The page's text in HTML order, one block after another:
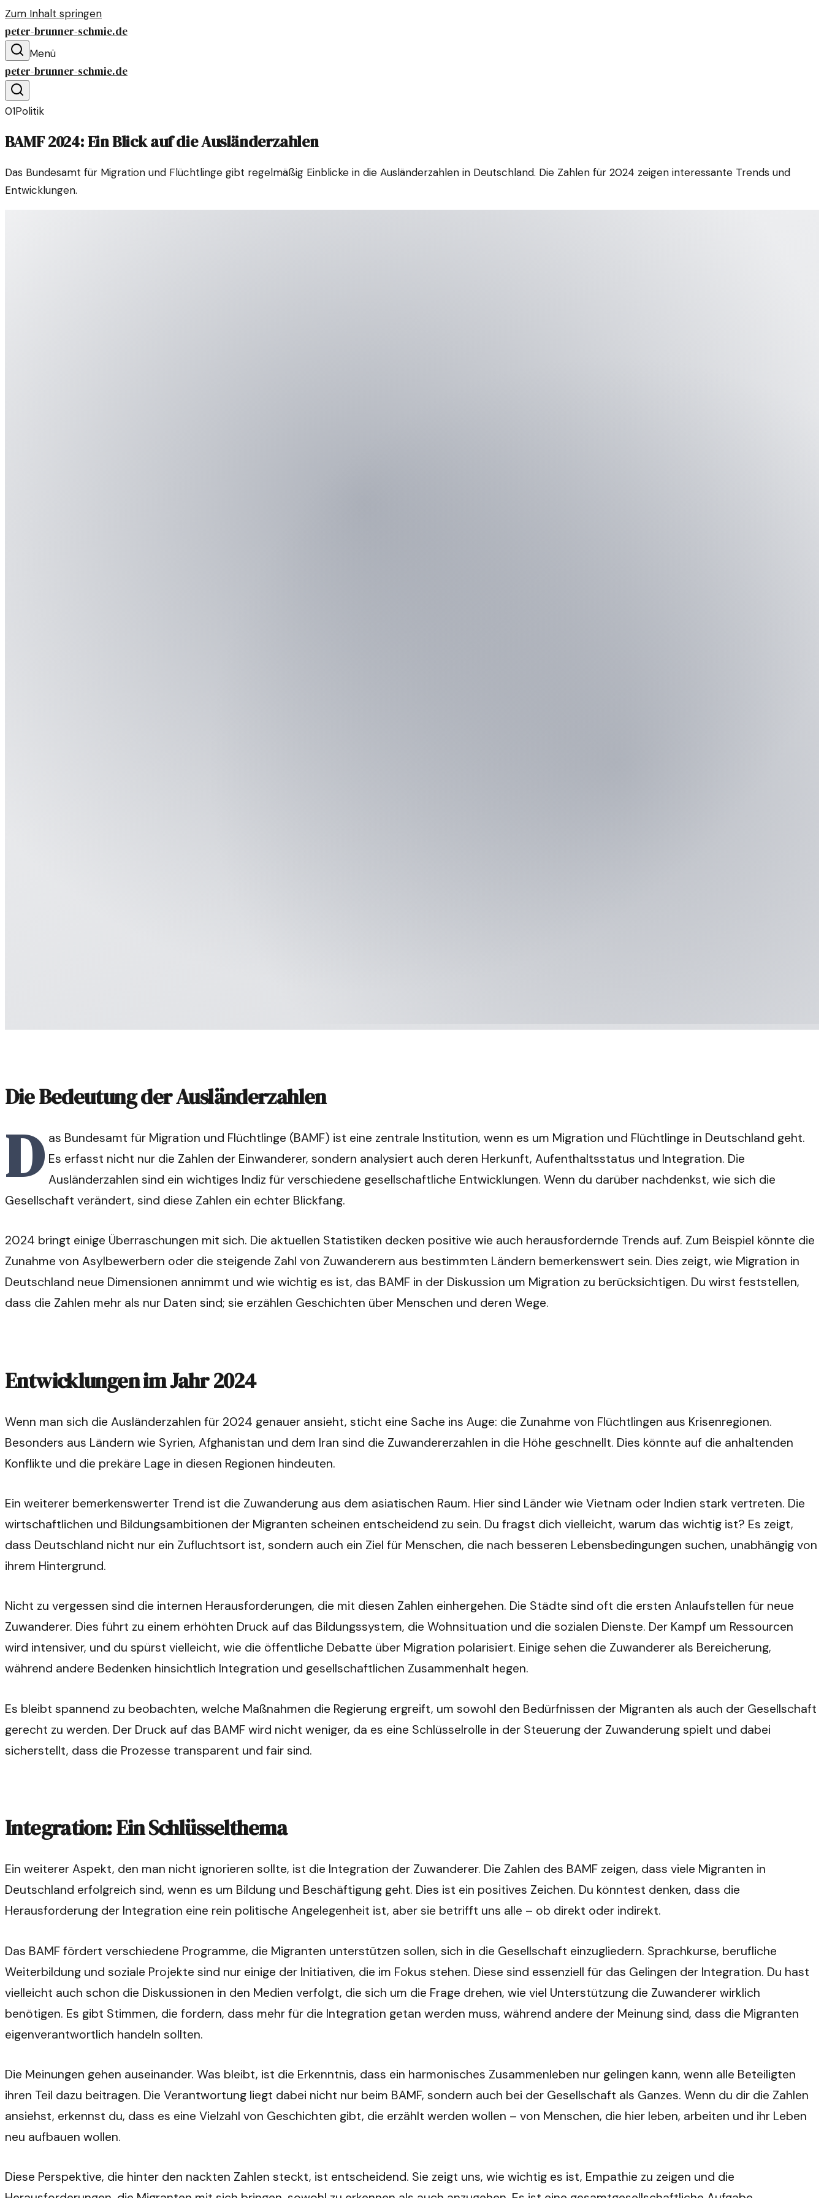
Zum Inhalt springen
peter-brunner-schmie.de
Menü
peter-brunner-schmie.de
01Politik
BAMF 2024: Ein Blick auf die Ausländerzahlen
Das Bundesamt für Migration und Flüchtlinge gibt regelmäßig Einblicke in die Ausländerzahlen in Deutschland. Die Zahlen für 2024 zeigen interessante Trends und
Entwicklungen.
Die Bedeutung der Ausländerzahlen
D as Bundesamt für Migration und Flüchtlinge (BAMF) ist eine zentrale Institution, wenn es um Migration und Flüchtlinge in Deutschland geht.
Es erfasst nicht nur die Zahlen der Einwanderer, sondern analysiert auch deren Herkunft, Aufenthaltsstatus und Integration. Die
Ausländerzahlen sind ein wichtiges Indiz für verschiedene gesellschaftliche Entwicklungen. Wenn du darüber nachdenkst, wie sich die
Gesellschaft verändert, sind diese Zahlen ein echter Blickfang.
2024 bringt einige Überraschungen mit sich. Die aktuellen Statistiken decken positive wie auch herausfordernde Trends auf. Zum Beispiel könnte die
Zunahme von Asylbewerbern oder die steigende Zahl von Zuwanderern aus bestimmten Ländern bemerkenswert sein. Dies zeigt, wie Migration in
Deutschland neue Dimensionen annimmt und wie wichtig es ist, das BAMF in der Diskussion um Migration zu berücksichtigen. Du wirst feststellen,
dass die Zahlen mehr als nur Daten sind; sie erzählen Geschichten über Menschen und deren Wege.
Entwicklungen im Jahr 2024
Wenn man sich die Ausländerzahlen für 2024 genauer ansieht, sticht eine Sache ins Auge: die Zunahme von Flüchtlingen aus Krisenregionen.
Besonders aus Ländern wie Syrien, Afghanistan und dem Iran sind die Zuwandererzahlen in die Höhe geschnellt. Dies könnte auf die anhaltenden
Konflikte und die prekäre Lage in diesen Regionen hindeuten.
Ein weiterer bemerkenswerter Trend ist die Zuwanderung aus dem asiatischen Raum. Hier sind Länder wie Vietnam oder Indien stark vertreten. Die
wirtschaftlichen und Bildungsambitionen der Migranten scheinen entscheidend zu sein. Du fragst dich vielleicht, warum das wichtig ist? Es zeigt,
dass Deutschland nicht nur ein Zufluchtsort ist, sondern auch ein Ziel für Menschen, die nach besseren Lebensbedingungen suchen, unabhängig von
ihrem Hintergrund.
Nicht zu vergessen sind die internen Herausforderungen, die mit diesen Zahlen einhergehen. Die Städte sind oft die ersten Anlaufstellen für neue
Zuwanderer. Dies führt zu einem erhöhten Druck auf das Bildungssystem, die Wohnsituation und die sozialen Dienste. Der Kampf um Ressourcen
wird intensiver, und du spürst vielleicht, wie die öffentliche Debatte über Migration polarisiert. Einige sehen die Zuwanderer als Bereicherung,
während andere Bedenken hinsichtlich Integration und gesellschaftlichen Zusammenhalt hegen.
Es bleibt spannend zu beobachten, welche Maßnahmen die Regierung ergreift, um sowohl den Bedürfnissen der Migranten als auch der Gesellschaft
gerecht zu werden. Der Druck auf das BAMF wird nicht weniger, da es eine Schlüsselrolle in der Steuerung der Zuwanderung spielt und dabei
sicherstellt, dass die Prozesse transparent und fair sind.
Integration: Ein Schlüsselthema
Ein weiterer Aspekt, den man nicht ignorieren sollte, ist die Integration der Zuwanderer. Die Zahlen des BAMF zeigen, dass viele Migranten in
Deutschland erfolgreich sind, wenn es um Bildung und Beschäftigung geht. Dies ist ein positives Zeichen. Du könntest denken, dass die
Herausforderung der Integration eine rein politische Angelegenheit ist, aber sie betrifft uns alle – ob direkt oder indirekt.
Das BAMF fördert verschiedene Programme, die Migranten unterstützen sollen, sich in die Gesellschaft einzugliedern. Sprachkurse, berufliche
Weiterbildung und soziale Projekte sind nur einige der Initiativen, die im Fokus stehen. Diese sind essenziell für das Gelingen der Integration. Du hast
vielleicht auch schon die Diskussionen in den Medien verfolgt, die sich um die Frage drehen, wie viel Unterstützung die Zuwanderer wirklich
benötigen. Es gibt Stimmen, die fordern, dass mehr für die Integration getan werden muss, während andere der Meinung sind, dass die Migranten
eigenverantwortlich handeln sollten.
Die Meinungen gehen auseinander. Was bleibt, ist die Erkenntnis, dass ein harmonisches Zusammenleben nur gelingen kann, wenn alle Beteiligten
ihren Teil dazu beitragen. Die Verantwortung liegt dabei nicht nur beim BAMF, sondern auch bei der Gesellschaft als Ganzes. Wenn du dir die Zahlen
ansiehst, erkennst du, dass es eine Vielzahl von Geschichten gibt, die erzählt werden wollen – von Menschen, die hier leben, arbeiten und ihr Leben
neu aufbauen wollen.
Diese Perspektive, die hinter den nackten Zahlen steckt, ist entscheidend. Sie zeigt uns, wie wichtig es ist, Empathie zu zeigen und die